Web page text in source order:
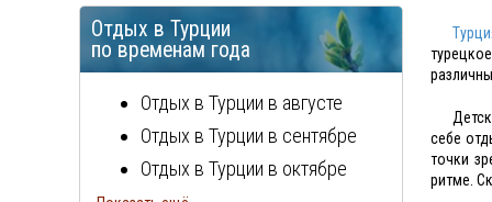
себе
точки
ритме.
Кунду
Мармарис
Сиде
Отдых в Турции
по временам года
Отдых в Турции в августе
Отдых в Турции в сентябре
Отдых в Турции в октябре